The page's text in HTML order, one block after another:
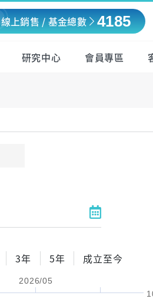
線上銷售 / 基金總數 4185
研究中心 會員專區
3年 5年 成立至今
2026/05